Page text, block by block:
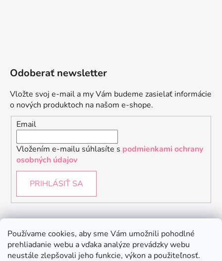
Používame cookies, aby sme Vám umožnili pohodlné
prehliadanie webu a vďaka analýze prevádzky webu
neustále zlepšovali jeho funkcie, výkon a použiteľnosť.
Odoberať newsletter
Vložte svoj e-mail a my Vám budeme zasielať informácie
o nových produktoch na našom e-shope.
Email
Vložením e-mailu súhlasíte s podmienkami ochrany
osobných údajov
PRIHLÁSIŤ SA
Instagram